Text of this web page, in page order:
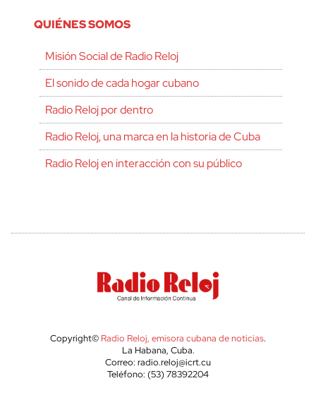
QUIÉNES SOMOS
Misión Social de Radio Reloj
El sonido de cada hogar cubano
Radio Reloj por dentro
Radio Reloj, una marca en la historia de Cuba
Radio Reloj en interacción con su público
Copyright© Radio Reloj, emisora cubana de noticias.
La Habana, Cuba.
Correo: radio.reloj@icrt.cu
Teléfono: (53) 78392204